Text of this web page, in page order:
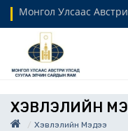
Монгол Улсаас
ХЭВЛЭЛИЙН
Хэвлэлийн Мэдээ